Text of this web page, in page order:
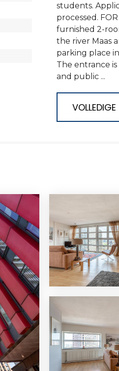
students.
processed.
furnished 2-
the river Maas
parking place
The entrance
and public ...